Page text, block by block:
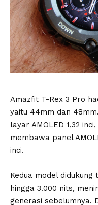
Amazfit T-Rex 3 Pro
yaitu 44mm dan
layar AMOLED 1,32
membawa panel
inci.
Kedua model
hingga 3.000 nits,
generasi sebelumnya.